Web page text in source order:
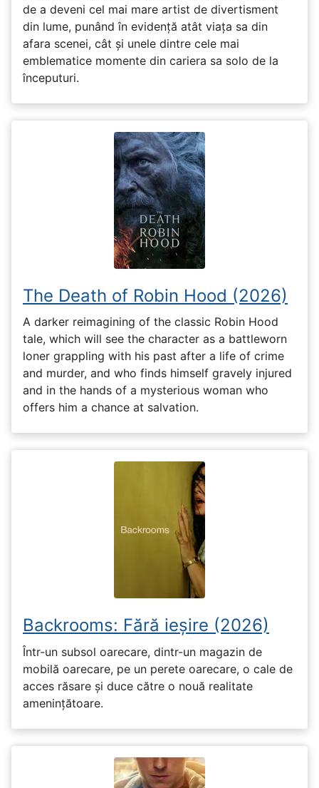
de a deveni cel mai mare artist de divertisment
din lume, punând în evidență atât viața sa din
afara scenei, cât și unele dintre cele mai
emblematice momente din cariera sa solo de la
începuturi.
The Death of Robin Hood (2026)
A darker reimagining of the classic Robin Hood
tale, which will see the character as a battleworn
loner grappling with his past after a life of crime
and murder, and who finds himself gravely injured
and in the hands of a mysterious woman who
offers him a chance at salvation.
Backrooms: Fără ieșire (2026)
Într-un subsol oarecare, dintr-un magazin de
mobilă oarecare, pe un perete oarecare, o cale de
acces răsare și duce către o nouă realitate
amenințătoare.